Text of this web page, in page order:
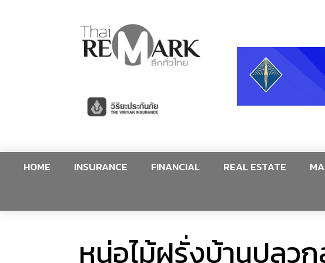
HOME INSURANCE FINANCIAL REAL ESTATE
หน่อไม้ฝรั่งบ้านปลว